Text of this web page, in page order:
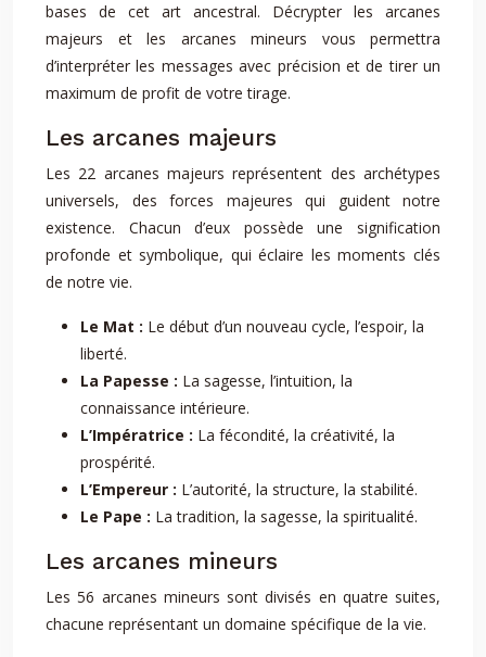
bases de cet art ancestral. Décrypter les arcanes
majeurs et les arcanes mineurs vous permettra
d’interpréter les messages avec précision et de tirer un
maximum de profit de votre tirage.
Les arcanes majeurs
Les 22 arcanes majeurs représentent des archétypes
universels, des forces majeures qui guident notre
existence. Chacun d’eux possède une signification
profonde et symbolique, qui éclaire les moments clés
de notre vie.
Le Mat : Le début d’un nouveau cycle, l’espoir, la
liberté.
La Papesse : La sagesse, l’intuition, la
connaissance intérieure.
L’Impératrice : La fécondité, la créativité, la
prospérité.
L’Empereur : L’autorité, la structure, la stabilité.
Le Pape : La tradition, la sagesse, la spiritualité.
Les arcanes mineurs
Les 56 arcanes mineurs sont divisés en quatre suites,
chacune représentant un domaine spécifique de la vie.